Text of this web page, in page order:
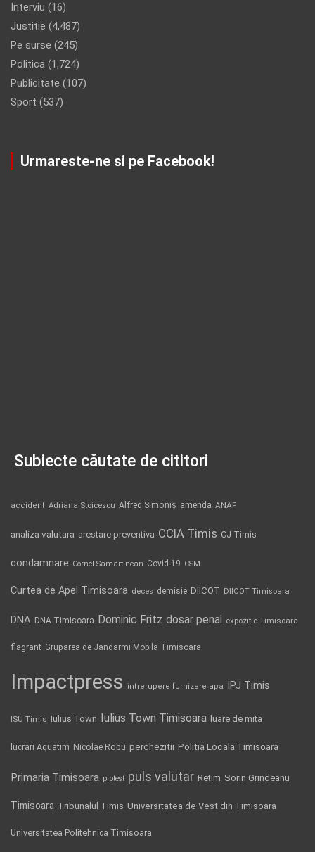
Interviu (16)
Justitie (4,487)
Pe surse (245)
Politica (1,724)
Publicitate (107)
Sport (537)
Urmareste-ne si pe Facebook!
Subiecte căutate de cititori
accident Adriana Stoicescu Alfred Simonis amenda ANAF
analiza valutara arestare preventiva CCIA Timis CJ Timis
condamnare Cornel Samartinean Covid-19 CSM
Curtea de Apel Timisoara deces demisie DIICOT DIICOT Timisoara
DNA DNA Timisoara Dominic Fritz dosar penal expozitie Timisoara
flagrant Gruparea de Jandarmi Mobila Timisoara
Impactpress intrerupere furnizare apa IPJ Timis
ISU Timis Iulius Town Iulius Town Timisoara luare de mita
lucrari Aquatim Nicolae Robu perchezitii Politia Locala Timisoara
Primaria Timisoara protest puls valutar Retim Sorin Grindeanu
Timisoara Tribunalul Timis Universitatea de Vest din Timisoara
Universitatea Politehnica Timisoara